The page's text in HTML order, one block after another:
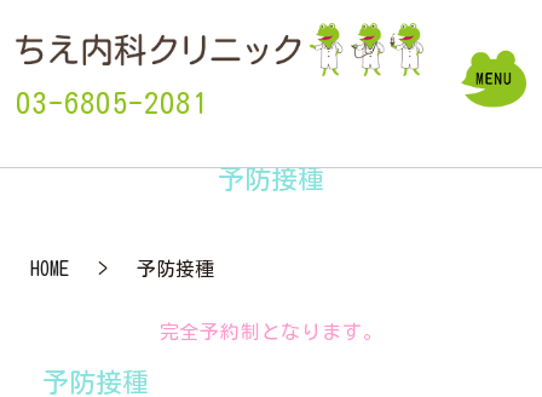
03-6805-2081
予防接種
HOME 予防接種
完全予約制となります。
予防接種